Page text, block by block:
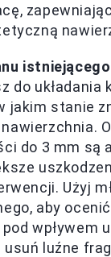
do układania
jakim stanie
do 3 mm są
Użyj
aby
wpływem
usuń luźne